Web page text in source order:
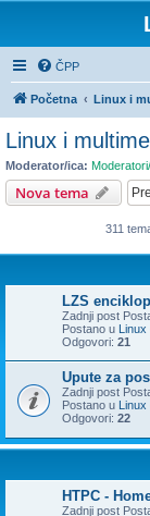
ČPP
Početna Linux i
Linux i
Moderator/ica:
Nova tema
311
LZS
Zadnji post
Postano u Linux
Odgovori: 21
Upute za
Zadnji post
Postano u Linux
Odgovori: 22
HTPC -
Zadnji post